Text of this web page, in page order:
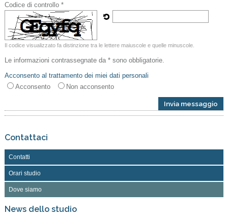
Codice di controllo *
Il codice visualizzato fa distinzione tra le lettere maiuscole e quelle minuscole.
Le informazioni contrassegnate da * sono obbligatorie.
Acconsento al trattamento dei miei dati personali
Acconsento
Non acconsento
Contattaci
Contatti
Orari studio
Dove siamo
News dello studio